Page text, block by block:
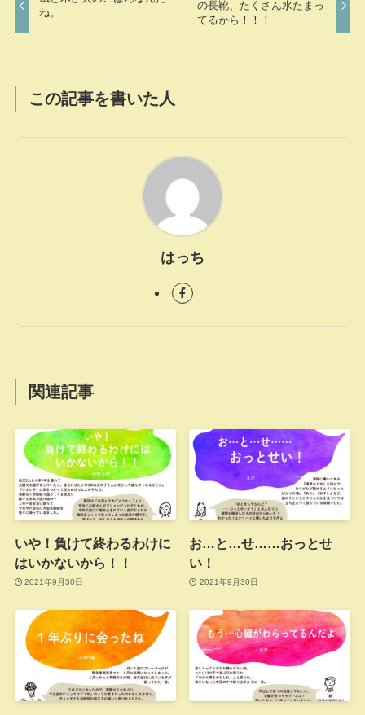
ね。
の長靴、たくさん水たまっ
てるから！！！
この記事を書いた人
はっち
関連記事
いや！負けて終わるわけに
はいかないから！！
2021年9月30日
お…と…せ……おっとせ
い！
2021年9月30日